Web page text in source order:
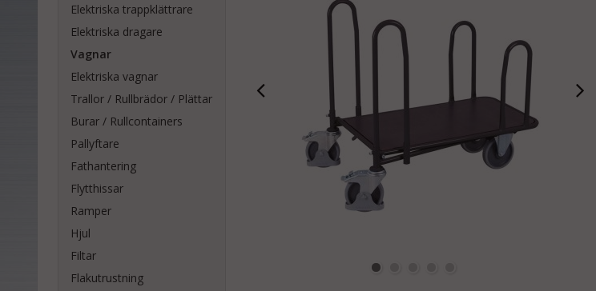
Elektriska trappklättrare
Elektriska dragare
Vagnar
Elektriska vagnar
Trallor / Rullbrädor / Plättar
Burar / Rullcontainers
Pallyftare
Fathantering
Flytthissar
Ramper
Hjul
Filtar
Flakutrustning